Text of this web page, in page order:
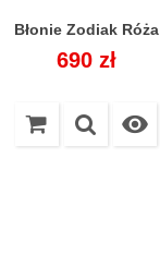
Błonie Zodiak Róża
Cena
690 zł
